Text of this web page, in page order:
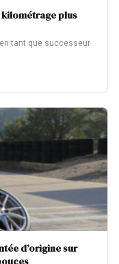
kilométrage plus
tant que successeur
d’origine sur